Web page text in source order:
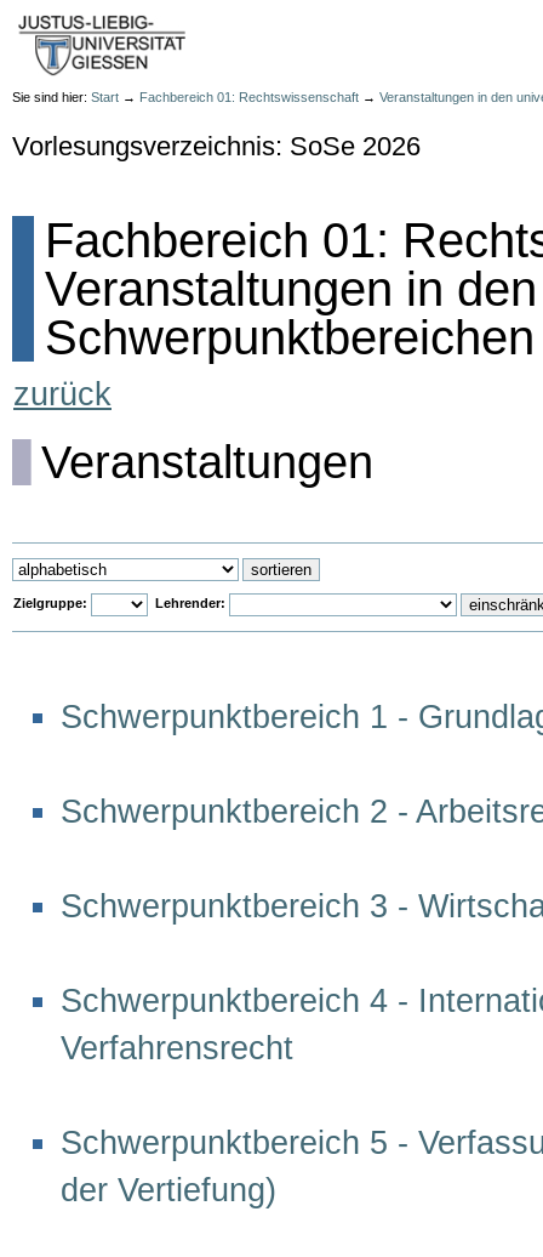
Sie sind hier: Start → Fachbereich 01: Rechtswissenschaft → Veranstaltungen in den
Vorlesungsverzeichnis: SoSe 2026
Fachbereich 01:
Veranstaltungen in
Schwerpunktbereichen
zurück
Veranstaltungen
Zielgruppe: Lehrender:
Schwerpunktbereich 1 -
Schwerpunktbereich 2 -
Schwerpunktbereich 3 -
Schwerpunktbereich 4 -
Verfahrensrecht
Schwerpunktbereich 5 -
der Vertiefung)